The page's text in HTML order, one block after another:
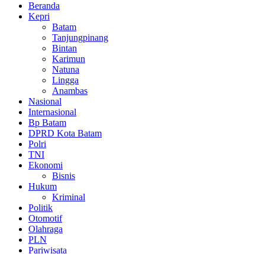
Beranda
Kepri
Batam
Tanjungpinang
Bintan
Karimun
Natuna
Lingga
Anambas
Nasional
Internasional
Bp Batam
DPRD Kota Batam
Polri
TNI
Ekonomi
Bisnis
Hukum
Kriminal
Politik
Otomotif
Olahraga
PLN
Pariwisata